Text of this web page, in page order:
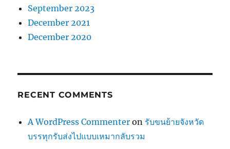
September 2023
December 2021
December 2020
RECENT COMMENTS
A WordPress Commenter on รับขนย้ายจังหวัด
บรรทุกรับส่งไปแบบเหมากลับรวม